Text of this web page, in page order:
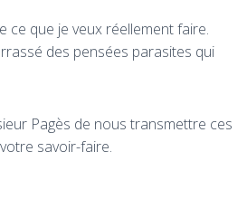
ce que je veux réellement faire.
des pensées parasites qui
Pagès de nous transmettre ces
savoir-faire.